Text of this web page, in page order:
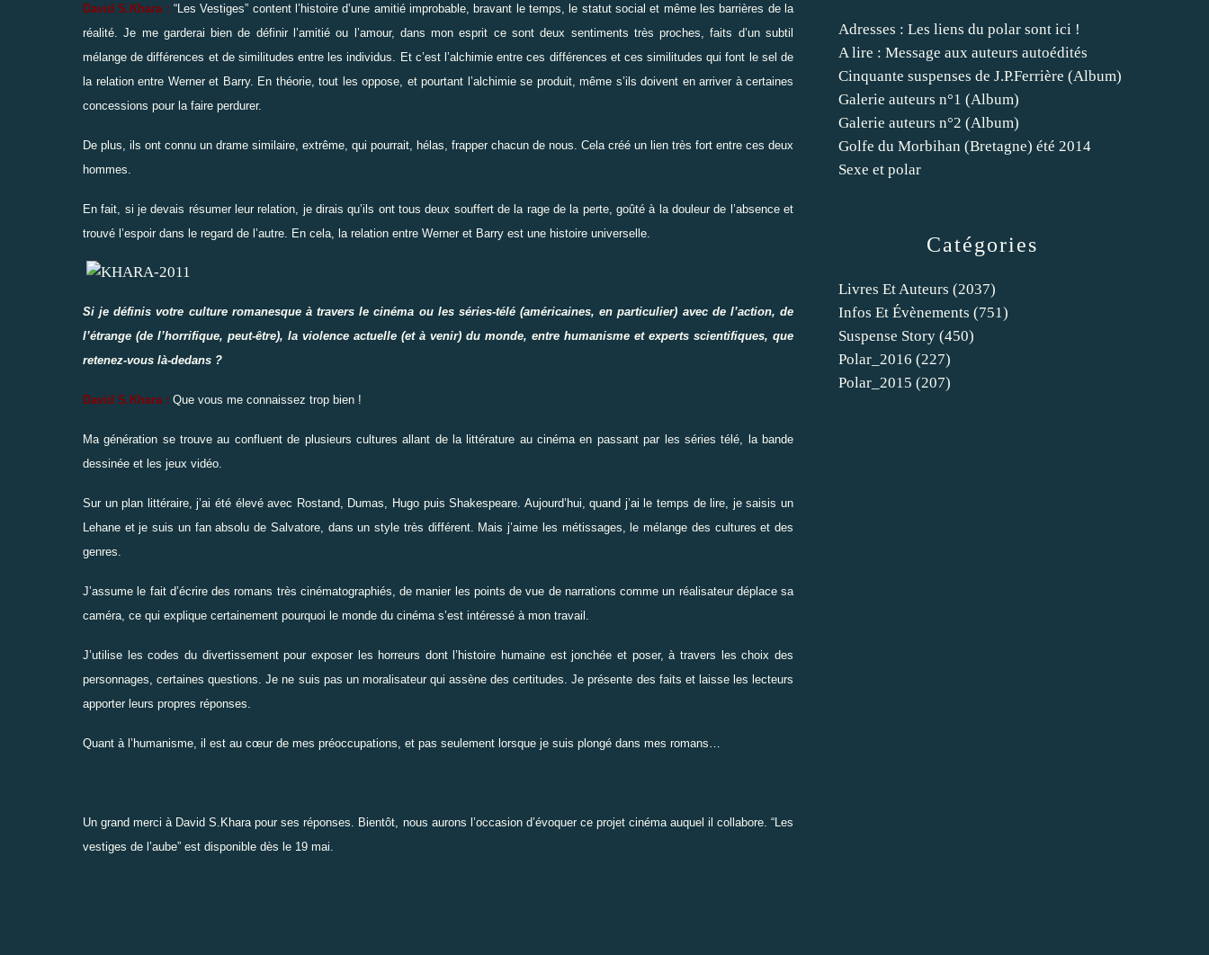
David S.Khara : “ Les Vestiges” content l’histoire d’une amitié improbable, bravant le temps, le statut social et même les barrières de la
réalité. Je me garderai bien de définir l’amitié ou l’amour, dans mon esprit ce sont deux sentiments très proches, faits d’un subtil
mélange de différences et de similitudes entre les individus. Et c’est l’alchimie entre ces différences et ces similitudes qui font le sel de
la relation entre Werner et Barry. En théorie, tout les oppose, et pourtant l’alchimie se produit, même s’ils doivent en arriver à certaines
concessions pour la faire perdurer.
De plus, ils ont connu un drame similaire, extrême, qui pourrait, hélas, frapper chacun de nous. Cela créé un lien très fort entre ces deux
hommes.
En fait, si je devais résumer leur relation, je dirais qu’ils ont tous deux souffert de la rage de la perte, goûté à la douleur de l’absence et
trouvé l’espoir dans le regard de l’autre. En cela, la relation entre Werner et Barry est une histoire universelle.
Si je définis votre culture romanesque à travers le cinéma ou les séries-télé (américaines, en particulier) avec de l’action, de
l’étrange (de l’horrifique, peut-être), la violence actuelle (et à venir) du monde, entre humanisme et experts scientifiques, que
retenez-vous là-dedans ?
David S.Khara : Que vous me connaissez trop bien !
Ma génération se trouve au confluent de plusieurs cultures allant de la littérature au cinéma en passant par les séries télé, la bande
dessinée et les jeux vidéo.
Sur un plan littéraire, j’ai été élevé avec Rostand, Dumas, Hugo puis Shakespeare. Aujourd’hui, quand j’ai le temps de lire, je saisis un
Lehane et je suis un fan absolu de Salvatore, dans un style très différent. Mais j’aime les métissages, le mélange des cultures et des
genres.
J’assume le fait d’écrire des romans très cinématographiés, de manier les points de vue de narrations comme un réalisateur déplace sa
caméra, ce qui explique certainement pourquoi le monde du cinéma s’est intéressé à mon travail.
J’utilise les codes du divertissement pour exposer les horreurs dont l’histoire humaine est jonchée et poser, à travers les choix des
personnages, certaines questions. Je ne suis pas un moralisateur qui assène des certitudes. Je présente des faits et laisse les lecteurs
apporter leurs propres réponses.
Quant à l’humanisme, il est au cœur de mes préoccupations, et pas seulement lorsque je suis plongé dans mes romans…
Un grand merci à David S.Khara pour ses réponses. Bientôt, nous aurons l’occasion d’évoquer ce projet cinéma auquel il collabore. “ Les
vestiges de l’aube” est disponible dès le 19 mai.
Catégories
Livres Et Auteurs (2037)
Infos Et Évènements (751)
Suspense Story (450)
Polar_2016 (227)
Polar_2015 (207)
Adresses : Les liens du polar sont ici !
A lire : Message aux auteurs autoédités
Cinquante suspenses de J.P.Ferrière (Album)
Galerie auteurs n°1 (Album)
Galerie auteurs n°2 (Album)
Golfe du Morbihan (Bretagne) été 2014
Sexe et polar